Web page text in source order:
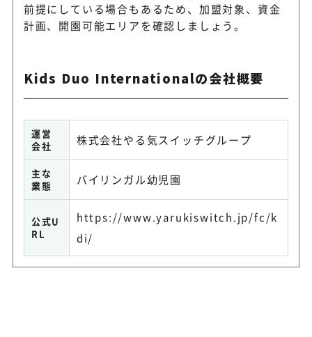
前提にしている場合もあるため、加盟対象、資金
計画、開園可能エリアを確認しましょう。
Kids Duo Internationalの会社概要
運営
会社
株式会社やる気スイッチグループ
主な
業態
バイリンガル幼児園
公式U
RL
https://www.yarukiswitch.jp/fc/k
di/